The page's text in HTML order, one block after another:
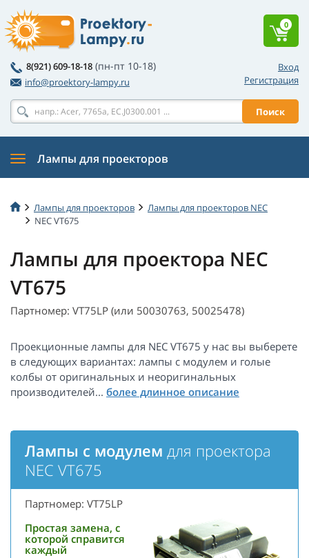
Вход
Регистрация
8(921) 609-18-18 (пн-пт 10-18)
info@proektory-lampy.ru
Поиск
0
Лампы для проекторов
Лампы для проекторов
Лампы для проекторов NEC
NEC VT675
Лампы для проектора NEC
VT675
Партномер: VT75LP (или 50030763, 50025478)
Проекционные лампы для NEC VT675 у нас вы выберете
в следующих вариантах: лампы с модулем и голые
колбы от оригинальных и неоригинальных
производителей...
Лампы с модулем для проектора
NEC VT675
Партномер: VT75LP
Простая замена, с
которой справится
каждый